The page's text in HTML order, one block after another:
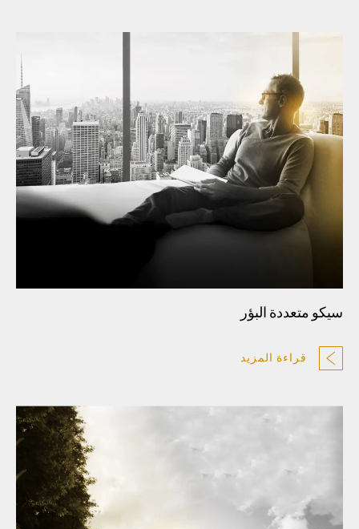
سيكو متعددة البؤر
قراءة المزيد